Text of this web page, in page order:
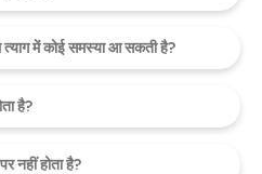
में कोई समस्या आ सकती है?
है?
नहीं होता है?